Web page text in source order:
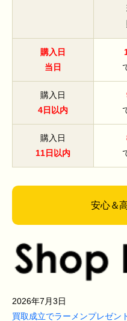
購入日
当日
購入日
4日以内
購入日
11日以内
安心＆
2026年7月3日
買取成立でラーメンプレゼン